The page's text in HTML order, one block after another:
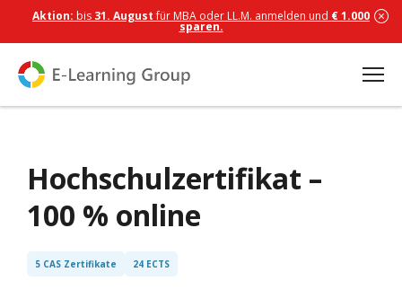
Aktion: bis 31. Augustfür MBA oder LL.M. anmelden und € 1.000
sparen.
Hochschulzertifikat –
100 % online
5 CAS Zertifikate 24 ECTS